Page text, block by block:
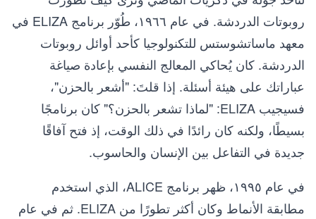
روبوتات الدردشة. في عام ١٩٦٦، طُوّر برنامج ELIZA في
معهد ماساتشوستس للتكنولوجيا كأحد أوائل روبوتات
الدردشة. كان يُحاكي المعالج النفسي بإعادة صياغة
عباراتك على هيئة أسئلة. إذا قلتَ: "أشعر بالحزن"،
فسيجيب ELIZA: "لماذا تشعر بالحزن؟" كان برنامجًا
بسيطًا، ولكنه كان رائدًا في ذلك الوقت، إذ فتح آفاقًا
جديدة في التفاعل بين الإنسان والحاسوب.
في عام ١٩٩٥، ظهر برنامج ALICE، الذي استخدم
مطابقة الأنماط وكان أكثر تطورًا من ELIZA. ثم في عام